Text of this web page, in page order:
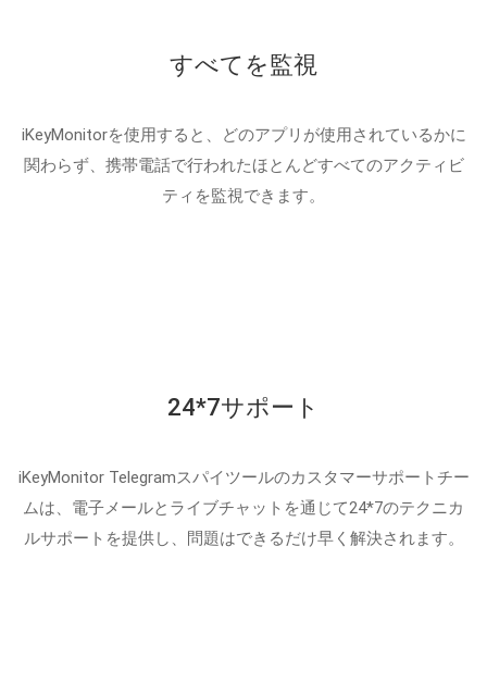
すべてを監視
iKeyMonitorを使用すると、どのアプリが使用されているかに
関わらず、携帯電話で行われたほとんどすべてのアクティビ
ティを監視できます。
24*7サポート
iKeyMonitor Telegramスパイツールのカスタマーサポートチー
ムは、電子メールとライブチャットを通じて24*7のテクニカ
ルサポートを提供し、問題はできるだけ早く解決されます。